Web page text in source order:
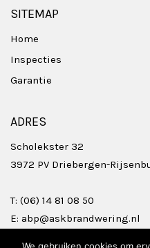
SITEMAP
Home
Inspecties
Garantie
ADRES
Scholekster 32
3972 PV Driebergen-
T: (06) 14 81 08 50
E: abp@askbrandwering.nl